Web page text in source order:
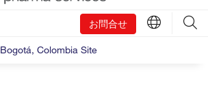
お問合せ
Bogotá, Colombia Site